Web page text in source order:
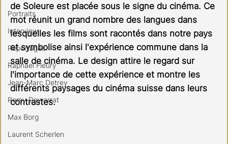
Portraits
Interview
Reportages
Raphael Fleury
Jean-Marc Detrey
Remy Dewarrat
Max Borg
Laurent Scherlen
de Soleure est placée sous le signe du cinéma. Ce
mot réunit un grand nombre des langues dans
lesquelles les films sont racontés dans notre pays
et symbolise ainsi l'expérience commune dans la
salle de cinéma. Le design attire le regard sur
l'importance de cette expérience et montre les
différents paysages du cinéma suisse dans leurs
contrastes.